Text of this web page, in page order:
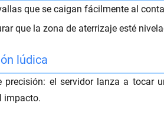
que se caigan fácilmente al
que la zona de aterrizaje esté
lúdica
precisión: el servidor lanza a tocar
impacto.